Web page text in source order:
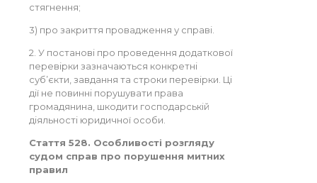
стягнення;
3) про закриття провадження у справі.
2. У постанові про проведення додаткової
перевірки зазначаються конкретні
суб’єкти, завдання та строки перевірки. Ці
дії не повинні порушувати права
громадянина, шкодити господарській
діяльності юридичної особи.
Стаття 528. Особливості розгляду
судом справ про порушення митних
правил